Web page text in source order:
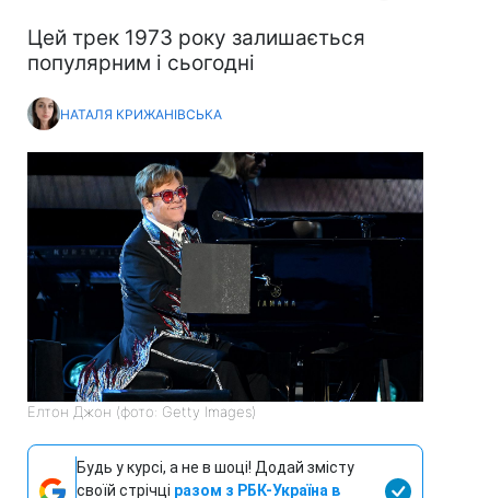
Цей трек 1973 року залишається
популярним і сьогодні
НАТАЛЯ КРИЖАНІВСЬКА
Елтон Джон (фото: Getty Images)
Будь у курсі, а не в шоці! Додай змісту
своїй стрічці разом з РБК-Україна в